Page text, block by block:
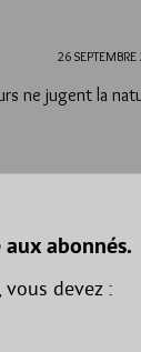
26
ne jugent la
abonnés.
devez :